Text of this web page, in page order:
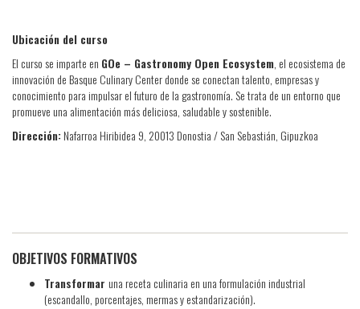
Ubicación del curso
El curso se imparte en GOe – Gastronomy Open Ecosystem, el ecosistema de
innovación de Basque Culinary Center donde se conectan talento, empresas y
conocimiento para impulsar el futuro de la gastronomía. Se trata de un entorno que
promueve una alimentación más deliciosa, saludable y sostenible.
Dirección: Nafarroa Hiribidea 9, 20013 Donostia / San Sebastián, Gipuzkoa
OBJETIVOS FORMATIVOS
Transformar una receta culinaria en una formulación industrial
(escandallo, porcentajes, mermas y estandarización).